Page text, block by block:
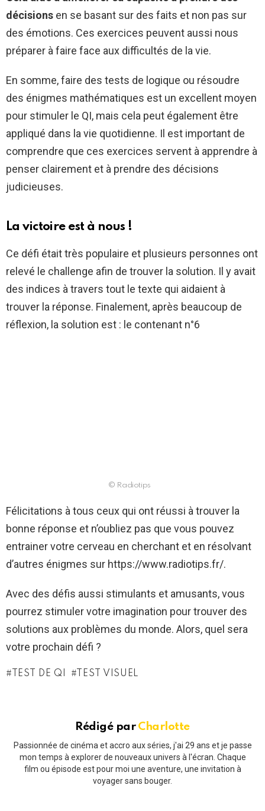
décisions en se basant sur des faits et non pas sur
des émotions. Ces exercices peuvent aussi nous
préparer à faire face aux difficultés de la vie.
En somme, faire des tests de logique ou résoudre
des énigmes mathématiques est un excellent moyen
pour stimuler le QI, mais cela peut également être
appliqué dans la vie quotidienne. Il est important de
comprendre que ces exercices servent à apprendre à
penser clairement et à prendre des décisions
judicieuses.
La victoire est à nous !
Ce défi était très populaire et plusieurs personnes ont
relevé le challenge afin de trouver la solution. Il y avait
des indices à travers tout le texte qui aidaient à
trouver la réponse. Finalement, après beaucoup de
réflexion, la solution est : le contenant n°6
© Radiotips
Félicitations à tous ceux qui ont réussi à trouver la
bonne réponse et n’oubliez pas que vous pouvez
entrainer votre cerveau en cherchant et en résolvant
d’autres énigmes sur https://www.radiotips.fr/.
Avec des défis aussi stimulants et amusants, vous
pourrez stimuler votre imagination pour trouver des
solutions aux problèmes du monde. Alors, quel sera
votre prochain défi ?
TEST DE QI TEST VISUEL
Rédigé par Charlotte
Passionnée de cinéma et accro aux séries, j'ai 29 ans et je passe
mon temps à explorer de nouveaux univers à l'écran. Chaque
film ou épisode est pour moi une aventure, une invitation à
voyager sans bouger.